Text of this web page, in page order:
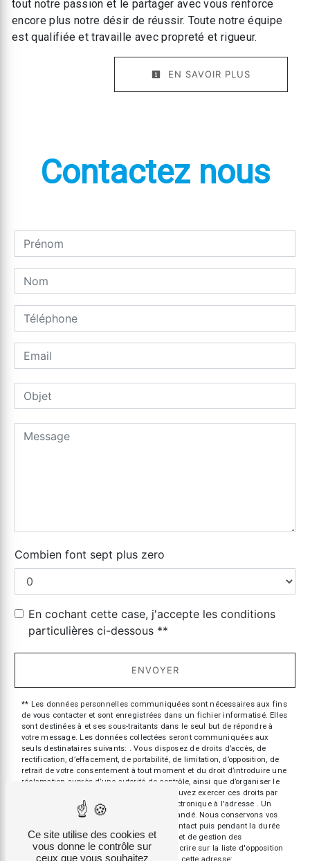
tout notre passion et le partager avec vous renforce
encore plus notre désir de réussir. Toute notre équipe
est qualifiée et travaille avec propreté et rigueur.
EN SAVOIR PLUS
Contactez nous
Combien font sept plus zero
En cochant cette case, j'accepte les conditions
particulières ci-dessous **
ENVOYER
** Les données personnelles communiquées sont nécessaires aux fins
de vous contacter et sont enregistrées dans un fichier informatisé. Elles
sont destinées à et ses sous-traitants dans le seul but de répondre à
votre message. Les données collectées seront communiquées aux
seuls destinataires suivants: . Vous disposez de droits d’accès, de
rectification, d’effacement, de portabilité, de limitation, d’opposition, de
retrait de votre consentement à tout moment et du droit d’introduire une
réclamation auprès d’une autorité de contrôle, ainsi que d’organiser le
sort de vos données post-mortem. Vous pouvez exercer ces droits par
voie postale à l'adresse ou par courrier électronique à l'adresse . Un
justificatif d'identité pourra vous être demandé. Nous conservons vos
données pendant la période de prise de contact puis pendant la durée
de prescription légale aux fins probatoires et de gestion des
contentieux. Vous avez le droit de vous inscrire sur la liste d'opposition
Ce site utilise des cookies et
vous donne le contrôle sur
ceux que vous souhaitez